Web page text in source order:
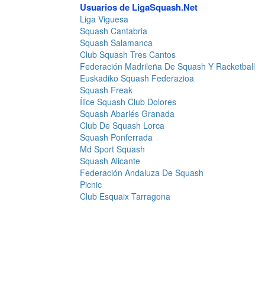
Usuarios de LigaSquash.Net
Liga Viguesa
Squash Cantabria
Squash Salamanca
Club Squash Tres Cantos
Federación Madrileña De Squash Y Racketball
Euskadiko Squash Federazioa
Squash Freak
Ílice Squash Club Dolores
Squash Abarlés Granada
Club De Squash Lorca
Squash Ponferrada
Md Sport Squash
Squash Alicante
Federación Andaluza De Squash
Picnic
Club Esquaix Tarragona